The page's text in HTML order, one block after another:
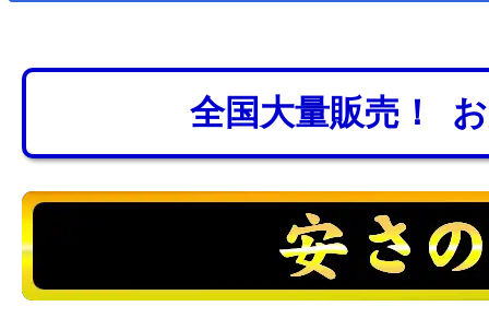
全国大量販売！